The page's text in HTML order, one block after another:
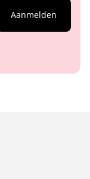
Aanmelden